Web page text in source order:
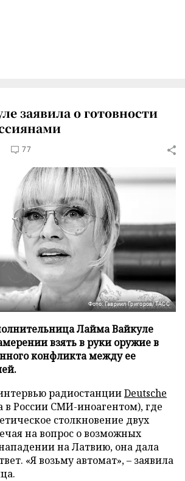
заявила о готовности
77
Фото: Гавриил Григоров/ТАСС
Лайма Вайкуле
взять в руки оружие в
конфликта между ее
радиостанцииDeutsche
в России СМИ-иноагентом), где
столкновение двух
на вопрос о возможных
на Латвию, она дала
«Я возьму автомат», – заявила